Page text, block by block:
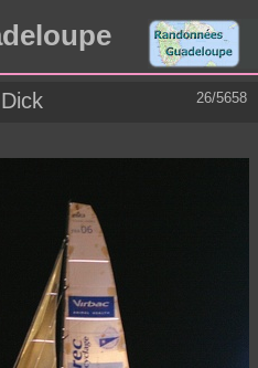
26/5658